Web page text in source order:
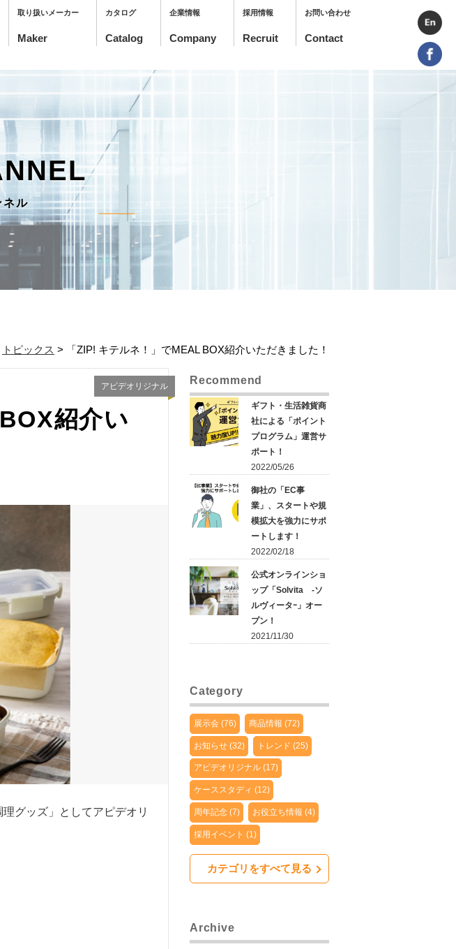
取り扱いメーカー カタログ 企業情報 採用情報 お問い合わせ
ネル
トピックス > 「ZIP! キテルネ！」でMEAL BOX紹介いただきました！
アピデオリジナル
紹介い
グッズ」としてアピデオリ
Recommend
ギフト・生活雑貨商
社による「ポイント
プログラム」運営サ
ポート！
2022/05/26
御社の「EC事
業」、スタートや規
模拡大を強力にサポ
ートします！
2022/02/18
公式オンラインショ
ップ「Solvita -ソ
ルヴィータｰ」オー
プン！
2021/11/30
Category
展示会 (76) 商品情報 (72)
お知らせ (32) トレンド (25)
アピデオリジナル (17)
ケーススタディ (12)
周年記念 (7) お役立ち情報 (4)
採用イベント (1)
カテゴリをすべて見る
Archive